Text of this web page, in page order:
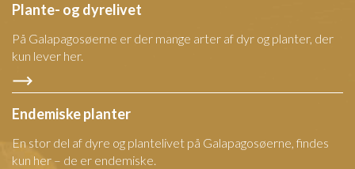
Plante- og dyrelivet
På Galapagosøerne er der mange arter af dyr og planter, der
kun lever her.
Endemiske planter
En stor del af dyre og plantelivet på Galapagosøerne, findes
kun her – de er endemiske.